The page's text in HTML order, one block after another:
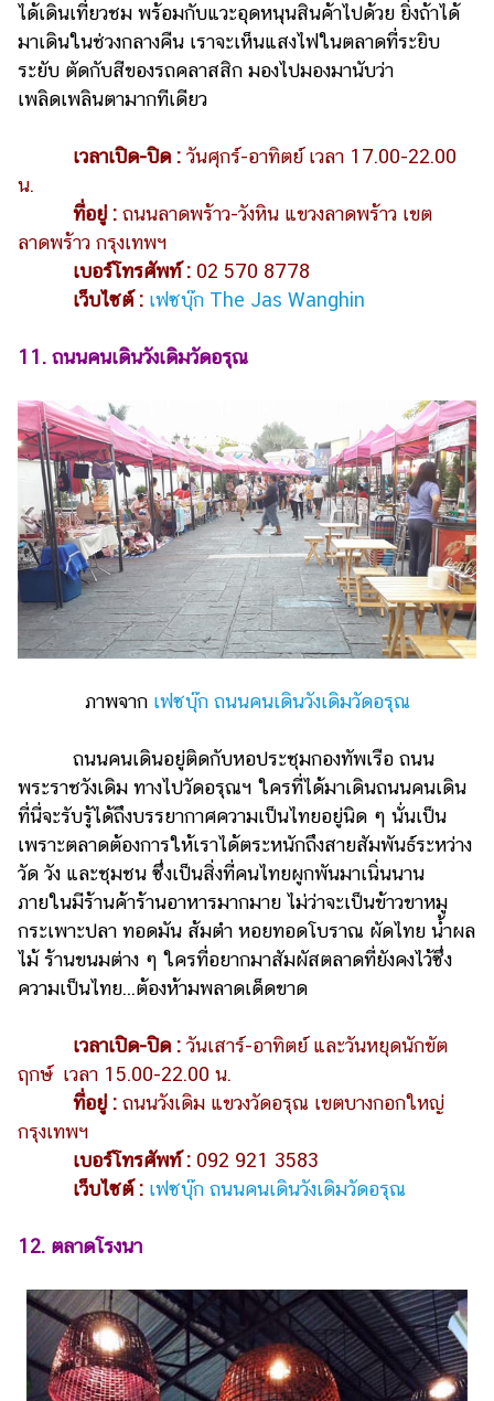
ได้เดินเที่ยวชม พร้อมกับแวะอุดหนุนสินค้าไปด้วย ยิ่งถ้าได้
มาเดินในช่วงกลางคืน เราจะเห็นแสงไฟในตลาดที่ระยิบ
ระยับ ตัดกับสีของรถคลาสสิก มองไปมองมานับว่า
เพลิดเพลินตามากทีเดียว
เวลาเปิด-ปิด : วันศุกร์-อาทิตย์ เวลา 17.00-22.00
น.
ที่อยู่ : ถนนลาดพร้าว-วังหิน แขวงลาดพร้าว เขต
ลาดพร้าว กรุงเทพฯ
เบอร์โทรศัพท์ : 02 570 8778
เว็บไซต์ : เฟซบุ๊ก The Jas Wanghin
11. ถนนคนเดินวังเดิมวัดอรุณ
ภาพจาก เฟซบุ๊ก ถนนคนเดินวังเดิมวัดอรุณ
ถนนคนเดินอยู่ติดกับหอประชุมกองทัพเรือ ถนน
พระราชวังเดิม ทางไปวัดอรุณฯ ใครที่ได้มาเดินถนนคนเดิน
ที่นี่จะรับรู้ได้ถึงบรรยากาศความเป็นไทยอยู่นิด ๆ นั่นเป็น
เพราะตลาดต้องการให้เราได้ตระหนักถึงสายสัมพันธ์ระหว่าง
วัด วัง และชุมชน ซึ่งเป็นสิ่งที่คนไทยผูกพันมาเนิ่นนาน
ภายในมีร้านค้าร้านอาหารมากมาย ไม่ว่าจะเป็นข้าวขาหมู
กระเพาะปลา ทอดมัน ส้มตำ หอยทอดโบราณ ผัดไทย น้ำผล
ไม้ ร้านขนมต่าง ๆ ใครที่อยากมาสัมผัสตลาดที่ยังคงไว้ซึ่ง
ความเป็นไทย...ต้องห้ามพลาดเด็ดขาด
เวลาเปิด-ปิด : วันเสาร์-อาทิตย์ และวันหยุดนักขัต
ฤกษ์ เวลา 15.00-22.00 น.
ที่อยู่ : ถนนวังเดิม แขวงวัดอรุณ เขตบางกอกใหญ่
กรุงเทพฯ
เบอร์โทรศัพท์ : 092 921 3583
เว็บไซต์ : เฟซบุ๊ก ถนนคนเดินวังเดิมวัดอรุณ
12. ตลาดโรงนา